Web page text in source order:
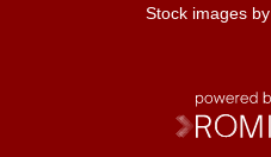
Stock images by